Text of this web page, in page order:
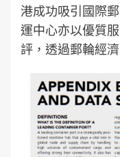
港成功吸引國際
運中心亦以優質
評，透過郵輪經